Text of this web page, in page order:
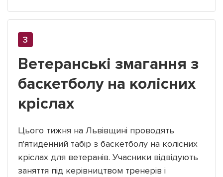
Ветеранські змагання з
баскетболу на колісних
кріслах
Цього тижня на Львівщині проводять
п'ятиденний табір з баскетболу на колісних
кріслах для ветеранів. Учасники відвідують
заняття під керівництвом тренерів і